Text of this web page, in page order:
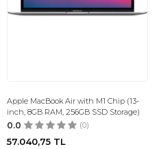
Apple MacBook Air with M1 Chip (13-
inch, 8GB RAM, 256GB SSD Storage)
0.0 (0)
57.040,75 TL